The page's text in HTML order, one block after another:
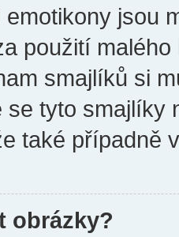
emotikony jsou
použití
smajlíků si
se tyto smajlíky
také případně
obrázky?